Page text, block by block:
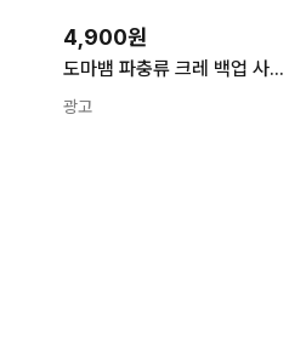
4,900원
도마뱀 파충류 크레 백업 사다리 밧줄 인조넝쿨 용품 카멜레온 계단 게코
광고